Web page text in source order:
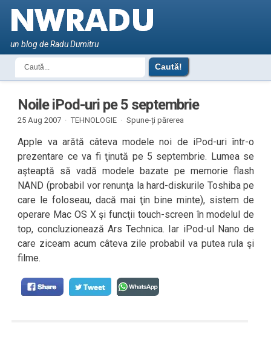
un blog de Radu Dumitru
Noile iPod-uri pe 5 septembrie
25 Aug 2007 · TEHNOLOGIE · Spune-ți părerea
Apple va arătă câteva modele noi de iPod-uri într-o
prezentare ce va fi ţinută pe 5 septembrie. Lumea se
aşteaptă să vadă modele bazate pe memorie flash
NAND (probabil vor renunţa la hard-diskurile Toshiba pe
care le foloseau, dacă mai ţin bine minte), sistem de
operare Mac OS X şi funcţii touch-screen în modelul de
top, concluzionează Ars Technica. Iar iPod-ul Nano de
care ziceam acum câteva zile probabil va putea rula şi
filme.